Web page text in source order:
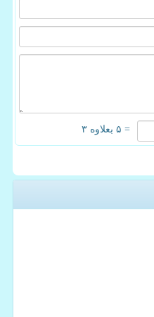
= ۵ بعلاوه ۳